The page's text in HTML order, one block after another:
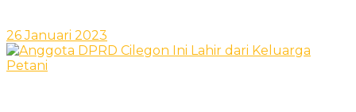
26 Januari 2023